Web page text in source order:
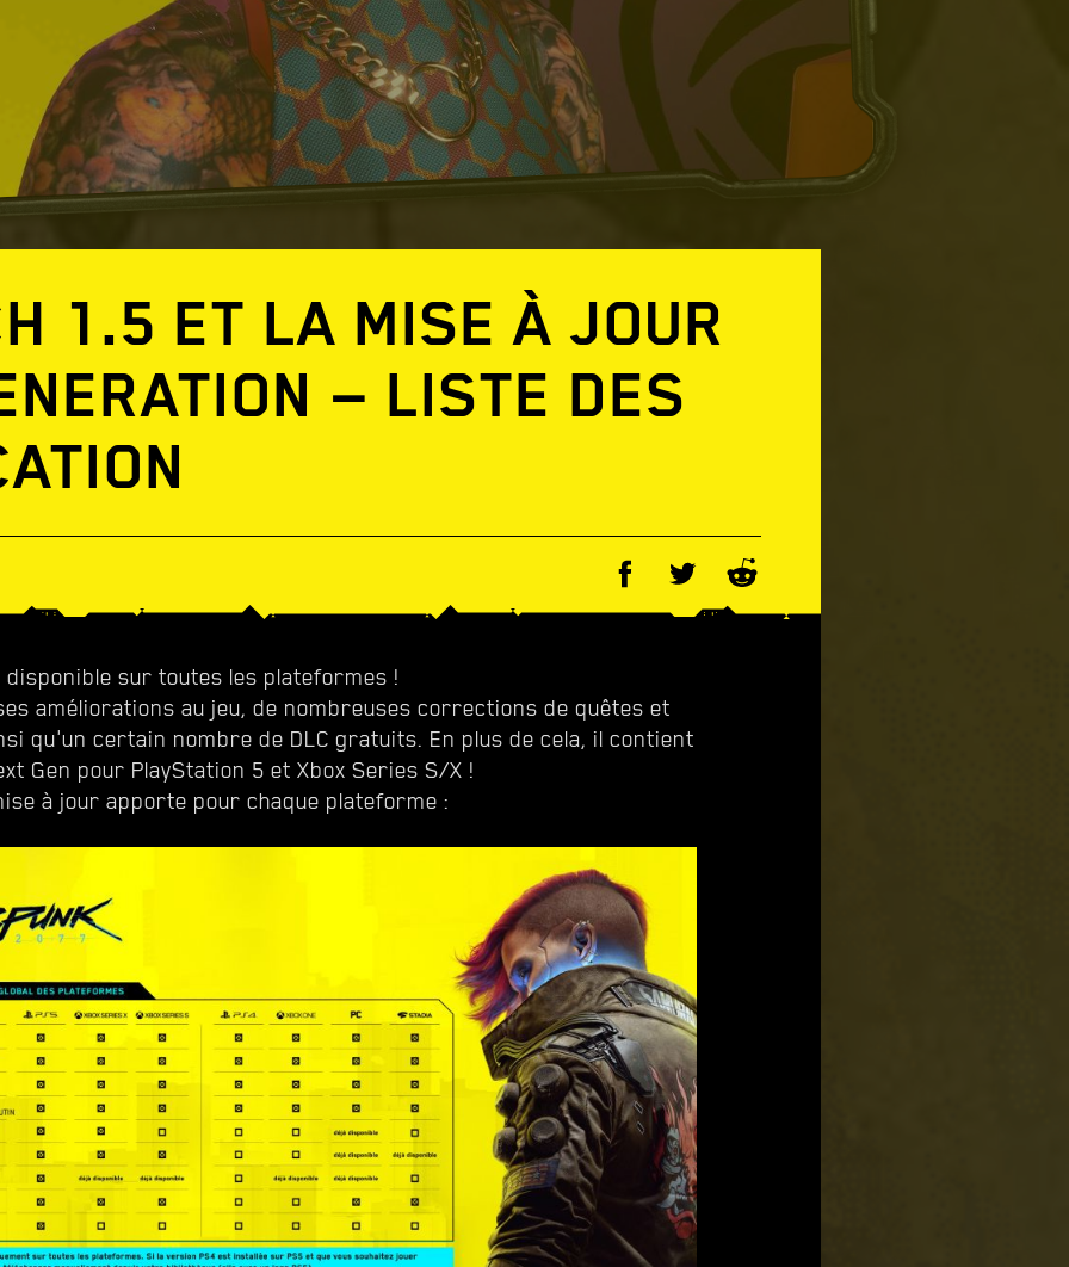
1.5 ET LA MISE À JOUR
— LISTE DES
disponible sur toutes les plateformes !
améliorations au jeu, de nombreuses corrections de quêtes et
qu'un certain nombre de DLC gratuits. En plus de cela, il contient
Gen pour PlayStation 5 et Xbox Series S/X !
à jour apporte pour chaque plateforme :